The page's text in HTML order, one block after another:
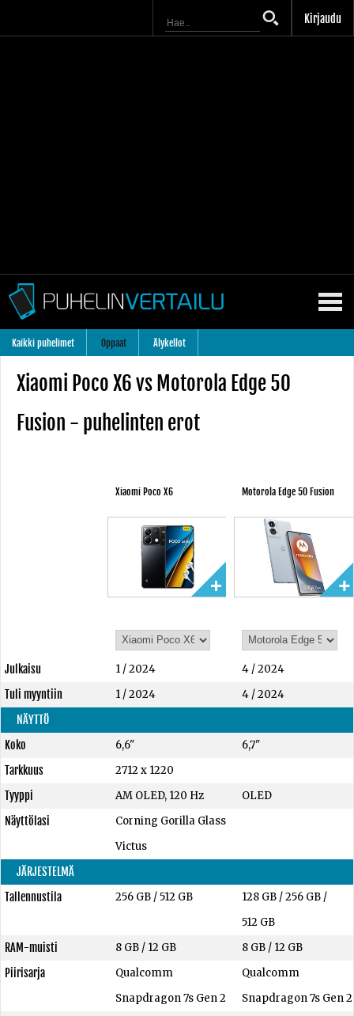
Kirjaudu
Kaikki puhelimet Oppaat Älykellot
Xiaomi Poco X6 vs Motorola Edge 50
Fusion - puhelinten erot
Xiaomi Poco X6 Motorola Edge 50 Fusion
Julkaisu 1 / 2024
4 / 2024
Tuli myyntiin
1 / 2024
4 / 2024
NÄYTTÖ
Koko
6,6"
6,7"
Tarkkuus
2712 x 1220
Tyyppi
AM OLED, 120 Hz
OLED
Näyttölasi
Corning Gorilla Glass
Victus
JÄRJESTELMÄ
Tallennustila
256 GB/512 GB 128 GB /256 GB /
512 GB
RAM-muisti
8 GB/ 12 GB 8 GB / 12 GB
Piirisarja
Qualcomm
Snapdragon 7s Gen 2
Qualcomm
Snapdragon 7s Gen 2